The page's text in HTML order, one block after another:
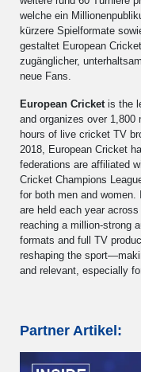
welche ein
kürzere Spielformate
gestaltet European
zugänglicher,
neue Fans.
European Cricket is the
and organizes over 1,800
hours of live cricket TV
2018, European Cricket
federations are affiliated
Cricket Champions
for both men and women.
are held each year
reaching a million-strong
formats and full TV
reshaping the
and relevant, especially
Partner Artikel: